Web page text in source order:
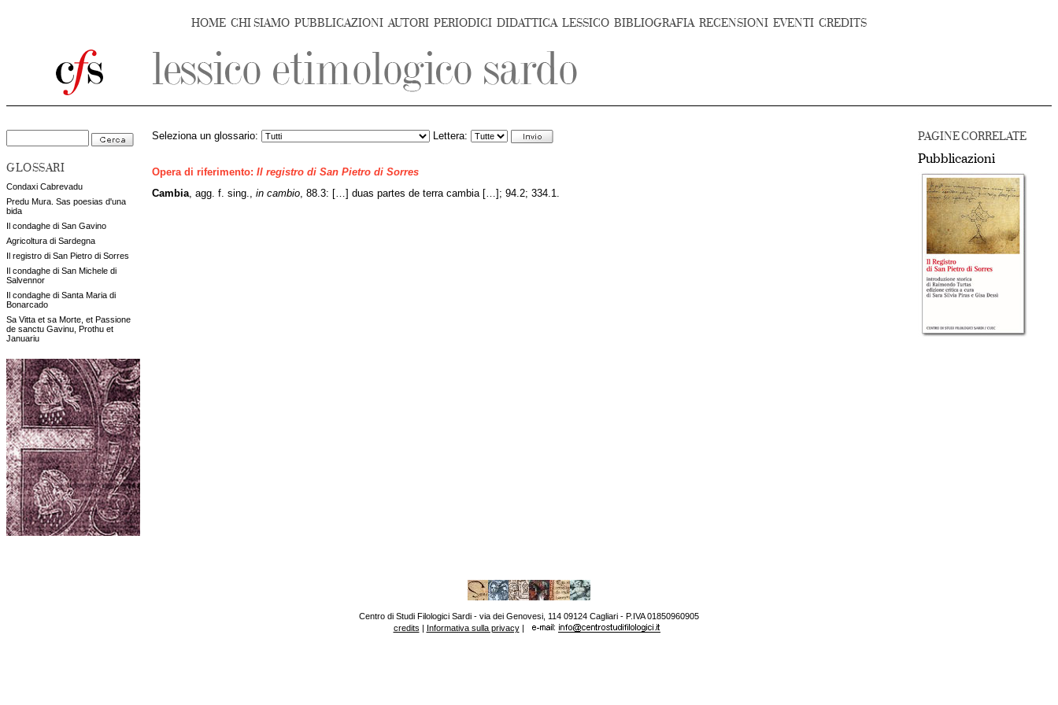
HOME CHI SIAMO PUBBLICAZIONI AUTORI PERIODICI DIDATTICA LESSICO BIBLIOGRAFIA RECENSIONI EVENTI CREDITS
GLOSSARI
Condaxi Cabrevadu
Predu Mura. Sas poesias d'una
bida
Il condaghe di San Gavino
Agricoltura di Sardegna
Il registro di San Pietro di Sorres
Il condaghe di San Michele di
Salvennor
Il condaghe di Santa Maria di
Bonarcado
Sa Vitta et sa Morte, et Passione
de sanctu Gavinu, Prothu et
Januariu
PAGINE CORRELATE
Pubblicazioni
Seleziona un glossario: Lettera:
Opera di riferimento: Il registro di San Pietro di Sorres
Cambia , agg. f. sing., in cambio , 88.3: […] duas partes de terra cambia […]; 94.2; 334.1.
Centro di Studi Filologici Sardi - via dei Genovesi, 114 09124 Cagliari - P.IVA 01850960905
credits | Informativa sulla privacy|